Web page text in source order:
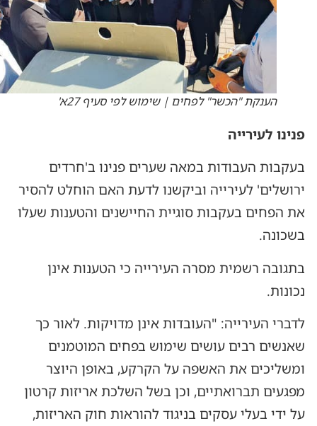
הענקת "הכשר" לפחים | שימוש לפי סעיף 27א'
פנינו לעירייה
בעקבות העבודות במאה שערים פנינו ב'חרדים
ירושלים' לעירייה וביקשנו לדעת האם הוחלט להסיר
את הפחים בעקבות סוגיית החיישנים והטענות שעלו
בשכונה.
בתגובה רשמית מסרה העירייה כי הטענות אינן
נכונות.
לדברי העירייה: "העובדות אינן מדויקות. לאור כך
שאנשים רבים עושים שימוש בפחים המוטמנים
ומשליכים את האשפה על הקרקע, באופן היוצר
מפגעים תברואתיים, וכן בשל השלכת אריזות קרטון
על ידי בעלי עסקים בניגוד להוראות חוק האריזות,